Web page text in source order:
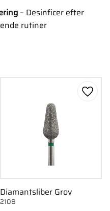
– Desinficer efter
rutiner
favorit
Diamantsliber Grov
2108
Gem